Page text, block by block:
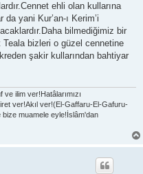
ehli olan kullarına
yani Kur’an-ı Kerim’i
bilmediğimiz bir
Teala bizleri o güzel cennetine
şakir kullarından bahtiyar
ve ilim ver!Hatâlarımızı
ver!Akıl ver!(El-Gaffaru-El-Gafuru-
bize muamele eyle!İslâm'dan